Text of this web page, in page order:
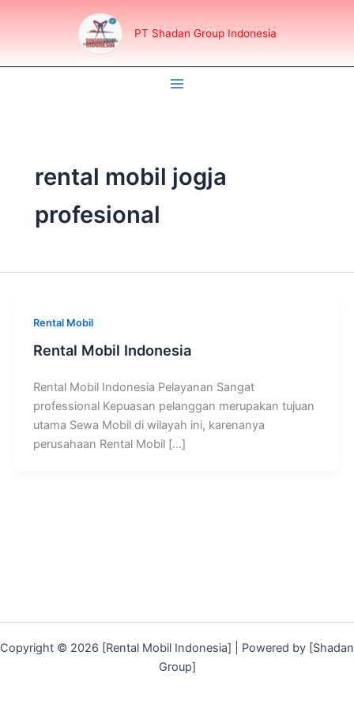
PT Shadan Group Indonesia
rental mobil jogja
profesional
Rental Mobil
Rental Mobil Indonesia
Rental Mobil Indonesia Pelayanan Sangat
professional Kepuasan pelanggan merupakan tujuan
utama Sewa Mobil di wilayah ini, karenanya
perusahaan Rental Mobil […]
Copyright © 2026 [Rental Mobil Indonesia] | Powered by [Shadan
Group]